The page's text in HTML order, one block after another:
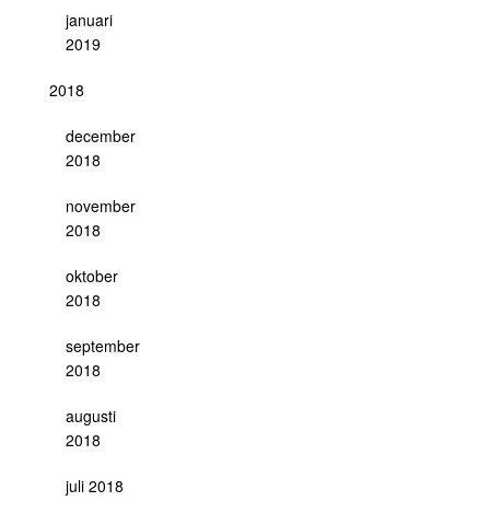
januari
2019
2018
december
2018
november
2018
oktober
2018
september
2018
augusti
2018
juli 2018